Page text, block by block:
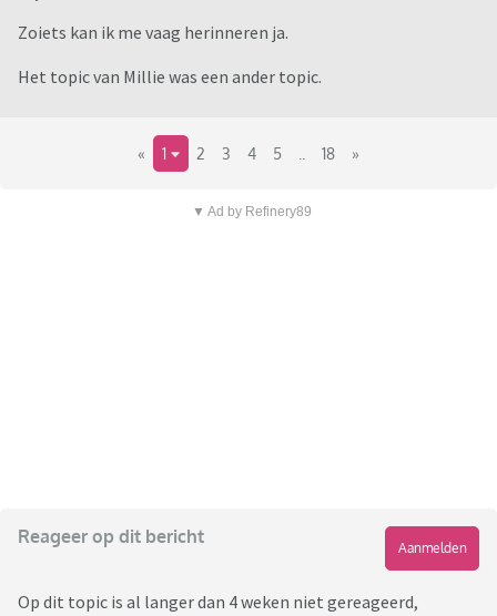
Zoiets kan ik me vaag herinneren ja.
Het topic van Millie was een ander topic.
« 1 2 3 4 5 18 »
▼ Ad by Refinery89
Reageer op dit bericht
Aanmelden
Op dit topic is al langer dan 4 weken niet gereageerd,